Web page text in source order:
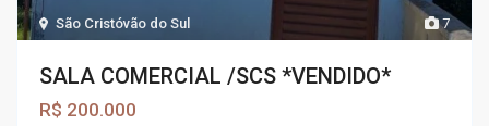
7
São Cristóvão do Sul
SALA COMERCIAL /SCS *VENDIDO*
R$ 200.000